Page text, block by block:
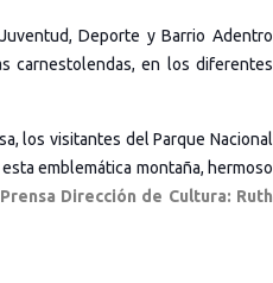
Deporte y Barrio Adentro
carnestolendas, en los diferentes
los visitantes del Parque Nacional
emblemática montaña, hermoso
Prensa Dirección de Cultura: Ruth